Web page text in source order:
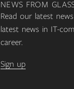
NEWS FROM
Read our latest
latest news in IT-
career.
Sign up